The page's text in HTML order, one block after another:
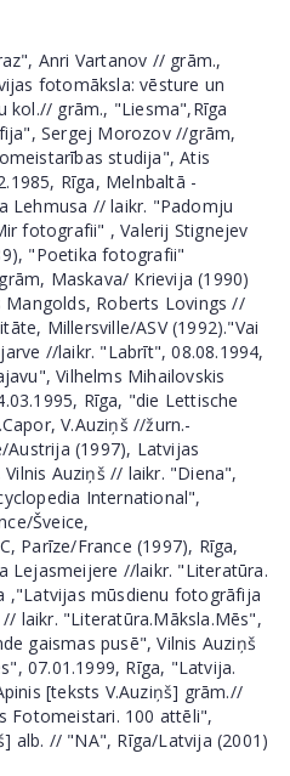
Anri Vartanov // grām.,
fotomāksla: vēsture un
kol.// grām., "Liesma",Rīga
Sergej Morozov //grām,
studija", Atis
Rīga, Melnbaltā -
Lehmusa // laikr. "Padomju
fotografii" , Valerij Stignejev
"Poetika fotografii"
Maskava/ Krievija (1990)
Roberts Lovings //
Millersville/ASV (1992)."Vai
//laikr. "Labrīt", 08.08.1994,
Vilhelms Mihailovskis
Rīga, "die Lettische
V.Auziņš //žurn.-
(1997), Latvijas
Auziņš // laikr. "Diena",
International",
Šveice,
Parīze/France (1997), Rīga,
Lejasmeijere //laikr. "Literatūra.
,"Latvijas mūsdienu fotogrāfija
laikr. "Literatūra.Māksla.Mēs",
gaismas pusē", Vilnis Auziņš
07.01.1999, Rīga, "Latvija.
[teksts V.Auziņš] grām.//
Fotomeistari. 100 attēli",
alb. // "NA", Rīga/Latvija (2001)